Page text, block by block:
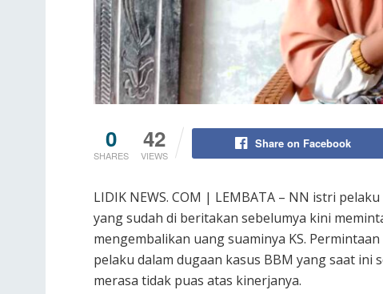
0
SHARES
42
VIEWS
Share on Facebook
LIDIK NEWS. COM | LEMBATA – NN istri
yang sudah di beritakan sebelumya kini
mengembalikan uang suaminya KS.
pelaku dalam dugaan kasus BBM yang saat
merasa tidak puas atas kinerjanya.